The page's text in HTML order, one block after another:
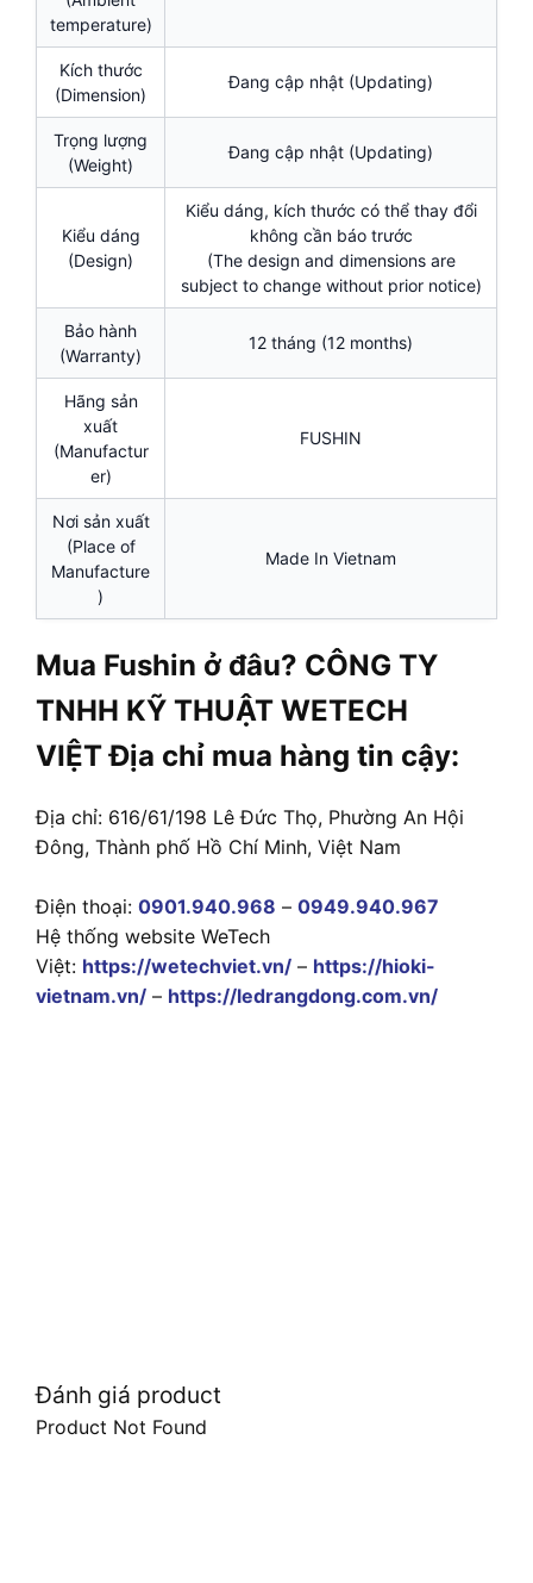
temperature)
Kích thước
(Dimension)
Đang cập nhật (Updating)
Trọng lượng
(Weight)
Đang cập nhật (Updating)
Kiểu dáng
(Design)
Kiểu dáng, kích thước có thể thay đổi
không cần báo trước
(The design and dimensions are
subject to change without prior notice)
Bảo hành
(Warranty)
12 tháng (12 months)
Hãng sản
xuất
(Manufactur
er)
FUSHIN
Nơi sản xuất
(Place of
Manufacture
)
Made In Vietnam
Mua Fushin ở đâu? CÔNG TY
TNHH KỸ THUẬT WETECH
VIỆT Địa chỉ mua hàng tin cậy:
Địa chỉ: 616/61/198 Lê Đức Thọ, Phường An Hội
Đông, Thành phố Hồ Chí Minh, Việt Nam
Điện thoại: 0901.940.968 – 0949.940.967
Hệ thống website WeTech
Việt: https://wetechviet.vn/ – https://hioki-
vietnam.vn/ – https://ledrangdong.com.vn/
Đánh giá product
Product Not Found